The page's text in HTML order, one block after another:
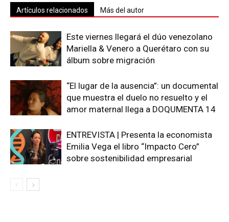
Artículos relacionados Más del autor
Este viernes llegará el dúo venezolano
Mariella & Venero a Querétaro con su
álbum sobre migración
“El lugar de la ausencia”: un documental
que muestra el duelo no resuelto y el
amor maternal llega a DOQUMENTA 14
ENTREVISTA | Presenta la economista
Emilia Vega el libro “Impacto Cero”
sobre sostenibilidad empresarial